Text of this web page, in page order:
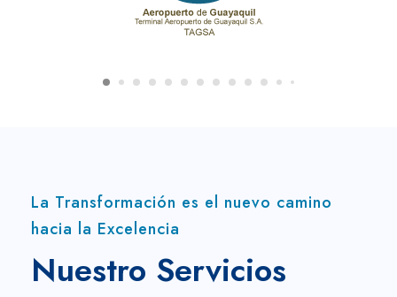
La Transformación es el nuevo camino
hacia la Excelencia
Nuestro Servicios